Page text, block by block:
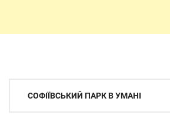
Навігація
СОФІЇВСЬКИЙ ПАРК В УМАНІ